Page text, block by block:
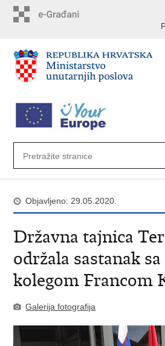
Objavljeno: 29.05.2020.
Državna tajnica
održala sastanak
kolegom Francom
Galerija fotografija